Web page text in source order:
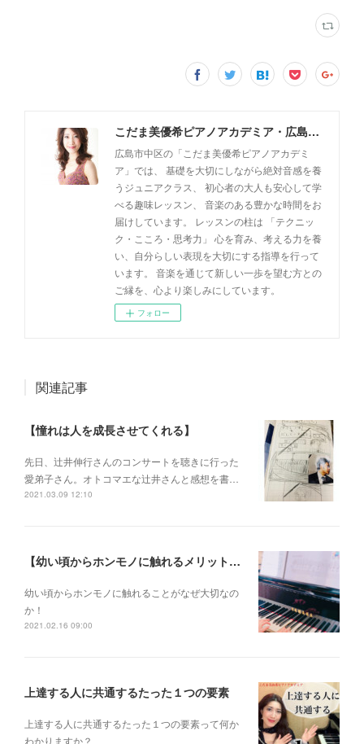
こだま美優希ピアノアカデミア・広島市中区
広島市中区の「こだま美優希ピアノアカデミ
ア」では、 基礎を大切にしながら絶対音感を養
うジュニアクラス、 初心者の大人も安心して学
べる趣味レッスン、 音楽のある豊かな時間をお
届けしています。 レッスンの柱は 「テクニッ
ク・こころ・思考力」 心を育み、考える力を養
い、自分らしい表現を大切にする指導を行って
います。 音楽を通じて新しい一歩を望む方との
ご縁を、心より楽しみにしています。
フォロー
関連記事
【憧れは人を成長させてくれる】
先日、辻井伸行さんのコンサートを 聴きに行った
愛弟子さん。 オトコマエな辻井さんと 感想を書…
2021.03.09 12:10
【幼い頃からホンモノに触れるメリットとは？】
幼い頃からホンモノに 触れることがなぜ大切なの
か！
2021.02.16 09:00
上達する人に共通するたった１つの要素
上達する人に共通するたった１つの要素って何か
わかりますか？